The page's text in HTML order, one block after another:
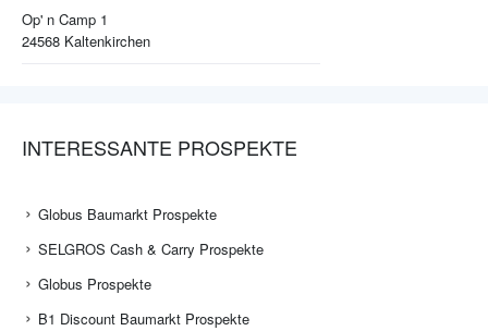
Op' n Camp 1
24568 Kaltenkirchen
INTERESSANTE PROSPEKTE
Globus Baumarkt Prospekte
SELGROS Cash & Carry Prospekte
Globus Prospekte
B1 Discount Baumarkt Prospekte